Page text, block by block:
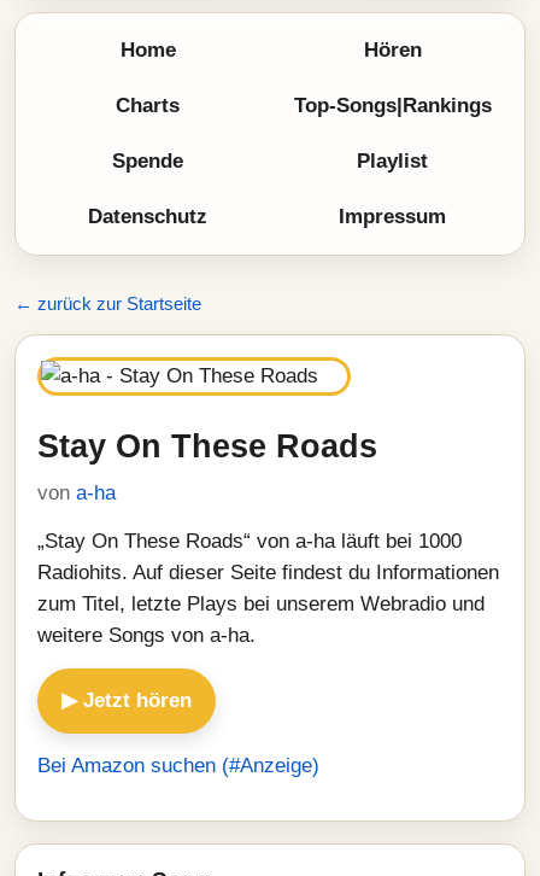
Home Hören
Charts Top-Songs|Rankings
Spende Playlist
Datenschutz Impressum
← zurück zur Startseite
Stay On These Roads
von a-ha
„Stay On These Roads“ von a-ha läuft bei 1000
Radiohits. Auf dieser Seite findest du Informationen
zum Titel, letzte Plays bei unserem Webradio und
weitere Songs von a-ha.
▶ Jetzt hören
Bei Amazon suchen (#Anzeige)